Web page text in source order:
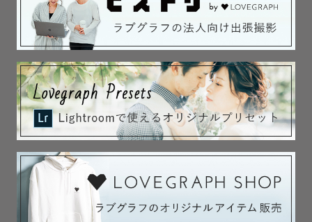
🌾神社・お寺さまでの撮影　お任せください🌾
⏬️撮影経験のある神社仏閣さまは下記参照⏬️
静岡県内の神社さま、
山梨県・神奈川県の一部の神社さまにて
多数の撮影経験があります。
お宮参り、七五三など
神社さまでのご祈祷を含む撮影の際は是非ご用命くださ
い！